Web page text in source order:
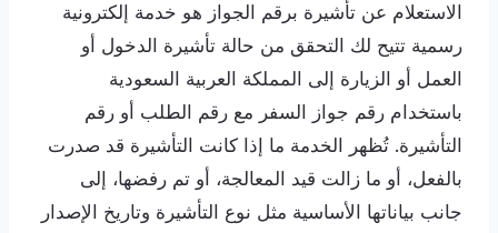
الاستعلام عن تأشيرة برقم الجواز هو خدمة إلكترونية
رسمية تتيح لك التحقق من حالة تأشيرة الدخول أو
العمل أو الزيارة إلى المملكة العربية السعودية
باستخدام رقم جواز السفر مع رقم الطلب أو رقم
التأشيرة. تُظهر الخدمة ما إذا كانت التأشيرة قد صدرت
بالفعل، أو ما زالت قيد المعالجة، أو تم رفضها، إلى
جانب بياناتها الأساسية مثل نوع التأشيرة وتاريخ الإصدار